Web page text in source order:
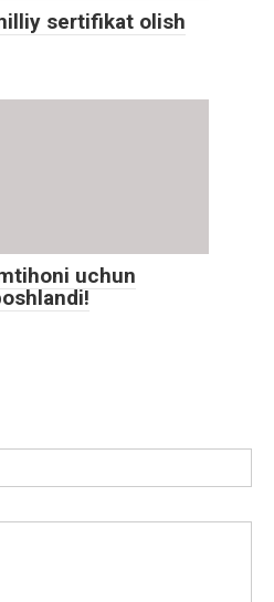
sertifikat olish
uchun